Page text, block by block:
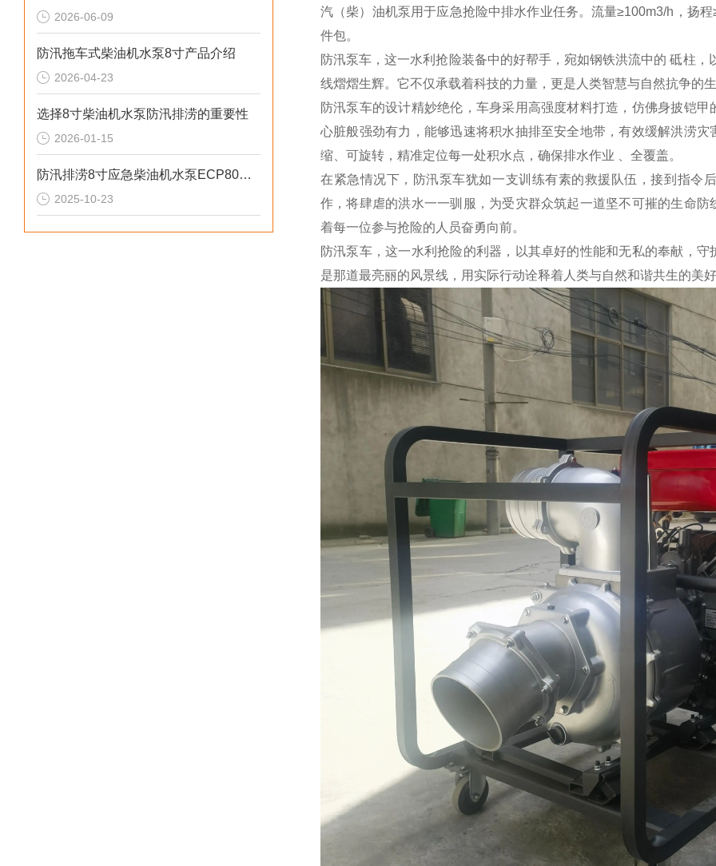
2026-06-09
防汛拖车式柴油机水泵8寸产品介绍
2026-04-23
选择8寸柴油机水泵防汛排涝的重要性
2026-01-15
防汛排涝8寸应急柴油机水泵ECP80ME参数
2025-10-23
汽（柴）油机泵用于应急抢险中排水作业任务。流量≥100m3/h，扬
件包。
防汛泵车，这一水利抢险装备中的好帮手，宛如钢铁洪流中的 砥柱
线熠熠生辉。它不仅承载着科技的力量，更是人类智慧与自然抗争的
防汛泵车的设计精妙绝伦，车身采用高强度材料打造，仿佛身披铠
心脏般强劲有力，能够迅速将积水抽排至安全地带，有效缓解洪涝
缩、可旋转，精准定位每一处积水点，确保排水作业
、全覆盖。
在紧急情况下，防汛泵车犹如一支训练有素的救援队伍，接到指令
作，将肆虐的洪水一一驯服，为受灾群众筑起一道坚不可摧的生命
着每一位参与抢险的人员奋勇向前。
防汛泵车，这一水利抢险的利器，以其卓好的性能和无私的奉献，
是那道最亮丽的风景线，用实际行动诠释着人类与自然和谐共生的美